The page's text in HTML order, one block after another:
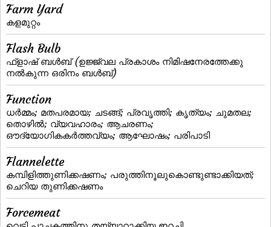
Farm Yard
കളമുറ്റം
Flash Bulb
ഫ്‌ളാഷ്‌ ബള്‍ബ്‌ (ഉജ്ജ്വല പ്രകാശം നിമിഷനേരത്തേക്കു
നല്‍കുന്ന ഒരിനം ബള്‍ബ്‌)
Function
ധര്‍മ്മം; മതപരമായ; ചടങ്ങ്‌; പ്രവൃത്തി; കൃത്യം; ചുമതല;
തൊഴില്‍; വ്യവഹാരം; ആചരണം;
ഔദ്യോഗികകര്‍ത്തവ്യം; ആഘോഷം; പരിപാടി
Flannelette
കമ്പിളിത്തുണിക്കഷണം; പരുത്തിനൂലുകൊണ്ടുണ്ടാക്കിയത്;
ചെറിയ തുണിക്കഷണം
Forcemeat